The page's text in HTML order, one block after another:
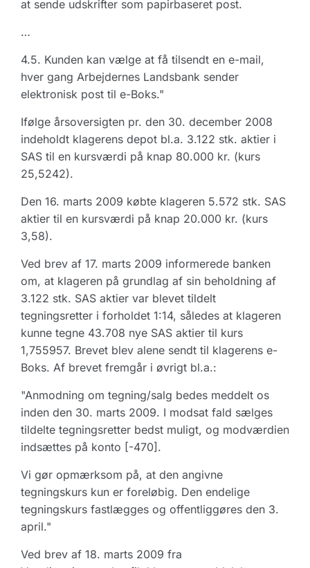
at sende udskrifter som papirbaseret post.
…
4.5. Kunden kan vælge at få tilsendt en e-mail,
hver gang Arbejdernes Landsbank sender
elektronisk post til e-Boks."
Ifølge årsoversigten pr. den 30. december 2008
indeholdt klagerens depot bl.a. 3.122 stk. aktier i
SAS til en kursværdi på knap 80.000 kr. (kurs
25,5242).
Den 16. marts 2009 købte klageren 5.572 stk. SAS
aktier til en kursværdi på knap 20.000 kr. (kurs
3,58).
Ved brev af 17. marts 2009 informerede banken
om, at klageren på grundlag af sin beholdning af
3.122 stk. SAS aktier var blevet tildelt
tegningsretter i forholdet 1:14, således at klageren
kunne tegne 43.708 nye SAS aktier til kurs
1,755957. Brevet blev alene sendt til klagerens e-
Boks. Af brevet fremgår i øvrigt bl.a.:
"Anmodning om tegning/salg bedes meddelt os
inden den 30. marts 2009. I modsat fald sælges
tildelte tegningsretter bedst muligt, og modværdien
indsættes på konto [-470].
Vi gør opmærksom på, at den angivne
tegningskurs kun er foreløbig. Den endelige
tegningskurs fastlægges og offentliggøres den 3.
april."
Ved brev af 18. marts 2009 fra